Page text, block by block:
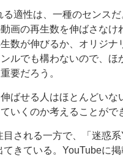
適性は、一種のセンス
画の再生数を伸ばさな
数が伸びるか、オリジ
ルでも構わないので、
要だろう。
ばせる人はほとんどいな
いくのか考えることがで
される一方で、「迷惑
てきている。YouTubeに